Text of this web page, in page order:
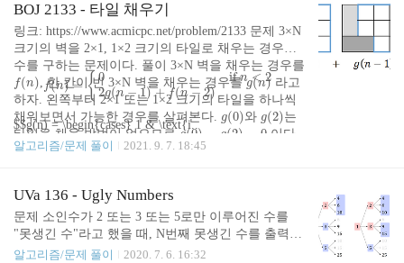
제곱 트릭을 사용하면 된다. 수열의 값은 같으므로, 편의상 OEIS A0
01835 수열f ⋅ − 1 − f n − 2)
= 4⋅f n − ) f n
을 사용하겠다. 이것을
행렬로 나타내면 아래와 같다. $$\begin{eqnarray} \left( \begin{array}
{ccc} f_{n} \\ f_{n-1}..
BOJ 2133 - 타일 채우기
링크: https://www.acmicpc.net/problem/2133 문제 3×N
크기의 벽을 2×1, 1×2 크기의 타일로 채우는 경우의
수를 구하는 문제이다. 풀이 3×N 벽을 채우는 경우를
f(n)
f(n , 한 칸이 빈 3×N 벽을 채우는 경우를g(n)
g (n ) 라고
하자. 왼쪽부터 2×1 또는 1×2 크기의 타일을 하나씩
채워보면서 가능한 경우를 살펴본다. g(0)
(0) 와 g(2)
(2) 는
타일을 채울 방법이 없으므로
g(0) g(2) 0
g(0) 2)=0
이다.
이것을 식으로 나타내면 이렇다.
f(n) = {0 if n < 2
2g(n − 1)+ f(n − 2)
f (n)={0ifn< 22g (n−1 )+f(n −2)
$$g(n) = \begin{cases} 1 & \text{i..
알고리즘/문제 풀이
2021. 9. 7. 18:45
UVa 136 - Ugly Numbers
문제 소인수가 2 또는 3 또는 5로만 이루어진 수를
"못생긴 수"라고 했을 때, N번째 못생긴 수를 출력하
는 문제이다. New Zealand 1990 Division I에 등장했던
알고리즘/문제 풀이 2020. 7. 6. 16:32